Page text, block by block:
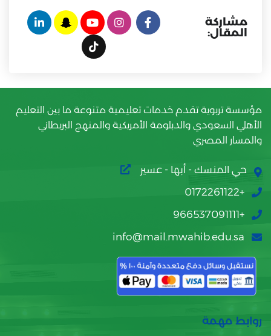
مشاركة
المقال:
مؤسسة تربوية تقدم خدمات تعليمية متنوعة ما بين التعليم
الأهلي السعودي والدبلومة الأمريكية والمنهج البريطاني
والمسار المصري
حي المنسك - أبها - عسير
+0172261122
+966537091111
info@mail.mwahib.edu.sa
روابط مهمة